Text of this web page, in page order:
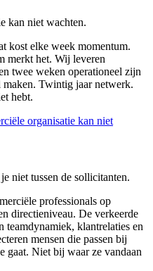
kan niet wachten.
kost elke week momentum.
merkt het. Wij leveren
twee weken operationeel zijn
maken. Twintig jaar netwerk.
hebt.
organisatie kan niet
niet tussen de sollicitanten.
professionals op
directieniveau. De verkeerde
teamdynamiek, klantrelaties en
mensen die passen bij
gaat. Niet bij waar ze vandaan